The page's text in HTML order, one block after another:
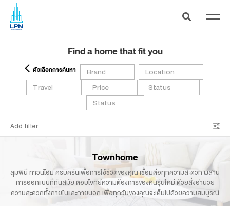
Find a home that fit you
ตัวเลือกการค้นหา Brand
Location
Travel
Price
Status
Status
Add filter
Townhome
ลุมพินี ทาวน์โฮม ครบครันเพื่อการใช้ชีวิตของคุณ เชื่อมต่อทุกความสะดวก ผสาน
การออกแบบที่ทันสมัย ตอบโจทย์ความต้องการของคนรุ่นใหม่ ด้วยสิ่งอำนวย
ความสะดวกทั้งภายในและภายนอกเพื่อทุกวันของคุณจะเต็มไปด้วยความสมบูรณ์